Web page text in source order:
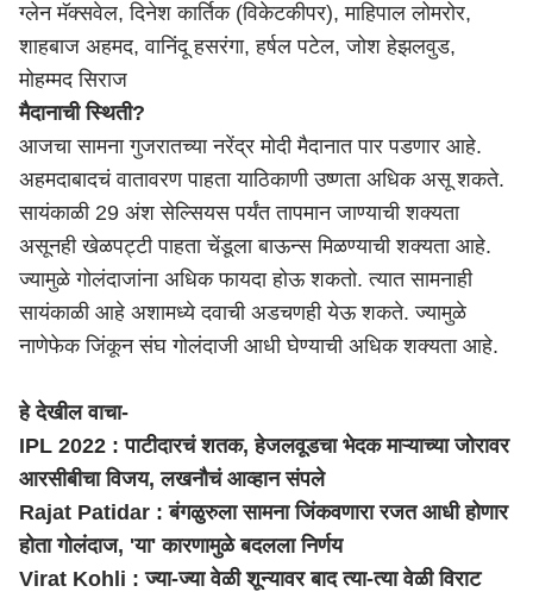
ग्लेन मॅक्सवेल, दिनेश कार्तिक (विकेटकीपर), माहिपाल लोमरोर,
शाहबाज अहमद, वानिंदू हसरंगा, हर्षल पटेल, जोश हेझलवुड,
मोहम्मद सिराज
मैदानाची स्थिती?
आजचा सामना गुजरातच्या नरेंद्र मोदी मैदानात पार पडणार आहे.
अहमदाबादचं वातावरण पाहता याठिकाणी उष्णता अधिक असू शकते.
सायंकाळी 29 अंश सेल्सियस पर्यंत तापमान जाण्याची शक्यता
असूनही खेळपट्टी पाहता चेंडूला बाऊन्स मिळण्याची शक्यता आहे.
ज्यामुळे गोलंदाजांना अधिक फायदा होऊ शकतो. त्यात सामनाही
सायंकाळी आहे अशामध्ये दवाची अडचणही येऊ शकते. ज्यामुळे
नाणेफेक जिंकून संघ गोलंदाजी आधी घेण्याची अधिक शक्यता आहे.
हे देखील वाचा-
IPL 2022 : पाटीदारचं शतक, हेजलवूडचा भेदक माऱ्याच्या जोरावर
आरसीबीचा विजय, लखनौचं आव्हान संपले
Rajat Patidar : बंगळुरुला सामना जिंकवणारा रजत आधी होणार
होता गोलंदाज, 'या' कारणामुळे बदलला निर्णय
Virat Kohli : ज्या-ज्या वेळी शून्यावर बाद त्या-त्या वेळी विराट